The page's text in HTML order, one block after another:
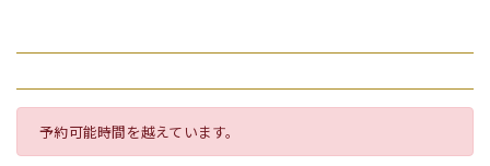
予約可能時間を越えています。